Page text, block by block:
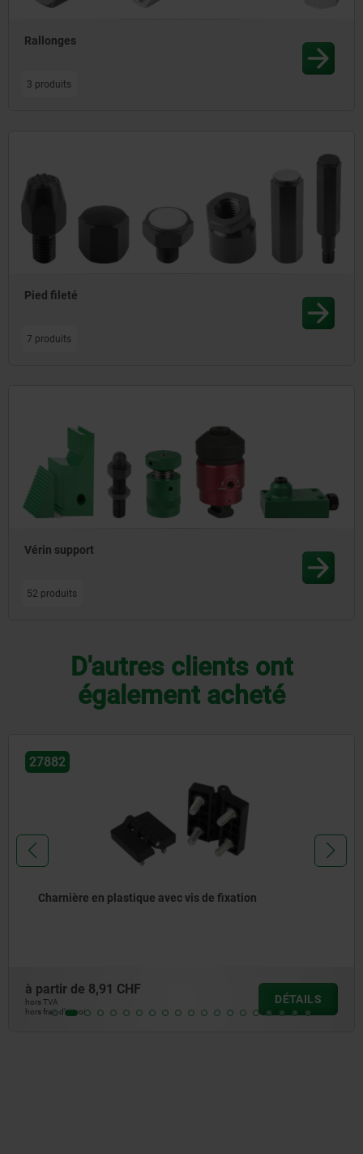
Rallonges
3 produits
Pied fileté
7 produits
Vérin support
52 produits
D'autres clients ont
également acheté
Charnières à tige en plastique
à partir de
hors frais d’envoi